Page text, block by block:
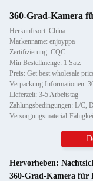
360-Grad-Kamera
Herkunftsort: China
Markenname: enjoyppa
Zertifizierung: CQC
Min Bestellmenge: 1 Satz
Preis: Get best wholesale
Verpackung Informationen:
Lieferzeit: 3-5 Arbeitstag
Zahlungsbedingungen: L/C,
Versorgungsmaterial-
Hervorheben:
360-Grad-Kamera für